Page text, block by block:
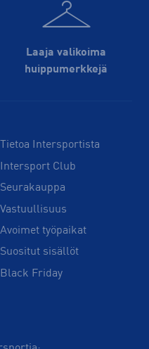
Laaja valikoima
huippu­merkkejä
Tietoa Intersportista
Intersport Club
Seurakauppa
Vastuullisuus
Avoimet työpaikat
Suositut sisällöt
Black Friday